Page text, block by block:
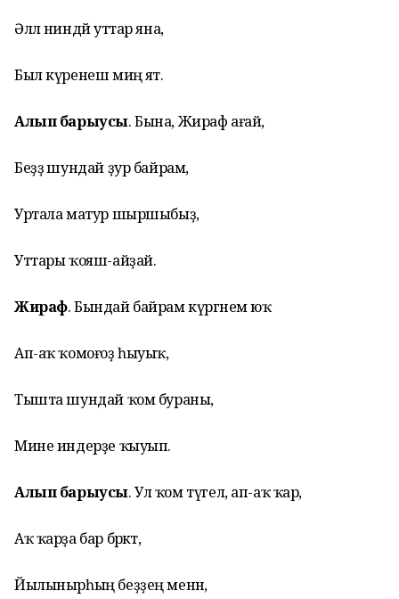
Әллә ниндәй уттар яна,
Был күренеш миңә ят.
Алып барыусы. Бына, Жираф ағай,
Беҙҙә шундай ҙур байрам,
Уртала матур шыршыбыҙ,
Уттары ҡояш-айҙай.
Жираф. Бындай байрам күргәнем юҡ
Ап-аҡ ҡомоғоҙ һыуыҡ,
Тышта шундай ҡом бураны,
Мине индерҙе ҡыуып.
Алып барыусы. Ул ҡом түгел, ап-аҡ ҡар,
Аҡ ҡарҙа бар бәрәкәт,
Йылынырһың беҙҙең менән,